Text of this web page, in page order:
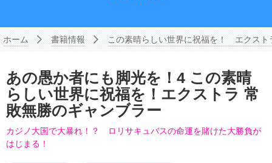
ホーム 書籍情報 この素晴らしい世界に祝福を！ エクス
あの愚か者にも脚光を！4 この素晴
らしい世界に祝福を！エクストラ 常
敗無勝のギャンブラー
カジノ大国で大暴れ！？ ロリサキュバスの命運を賭けた大勝負が
はじまる！